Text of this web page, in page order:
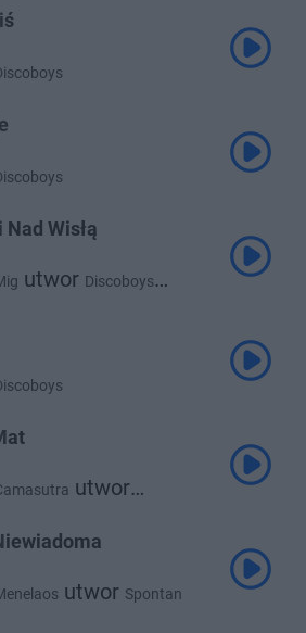
Nad Wisłą
utwor Discoboys
utwor
utwor Spontan